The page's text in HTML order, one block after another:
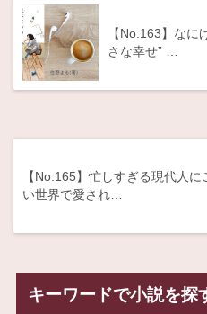
【No.163】なに
さな幸せ” …
【No.165】忙しすぎる現代人に
い世界で愛され…
キーワードで小説を探